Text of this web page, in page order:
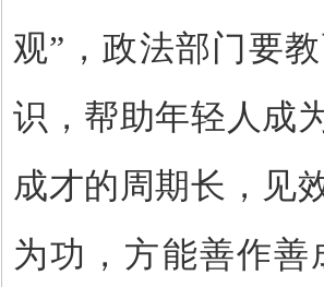
观” ，政法部门要
识，帮助年轻人成
成才的周期长，见
为功，方能善作